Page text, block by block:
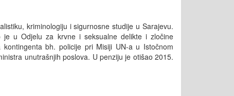
kriminologiju i sigurnosne studije u Sarajevu.
je u Odjelu za krvne i seksualne delikte i zločine
bh. policije pri Misiji UN-a u Istočnom
unutrašnjih poslova. U penziju je otišao 2015.